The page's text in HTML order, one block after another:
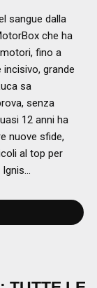
sangue dalla
che ha
fino a
grande
sa
senza
12 anni ha
nuove sfide,
al top per